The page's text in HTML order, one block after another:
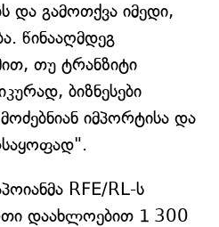
და გამოთქვა იმედი,
წინააღმდეგ
თუ ტრანზიტი
ბიზნესები
იმპორტისა და
RFE/RL-ს
დაახლოებით 1 300